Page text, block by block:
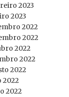
2023
2023
2022
2022
2022
2022
2022
2022
2022